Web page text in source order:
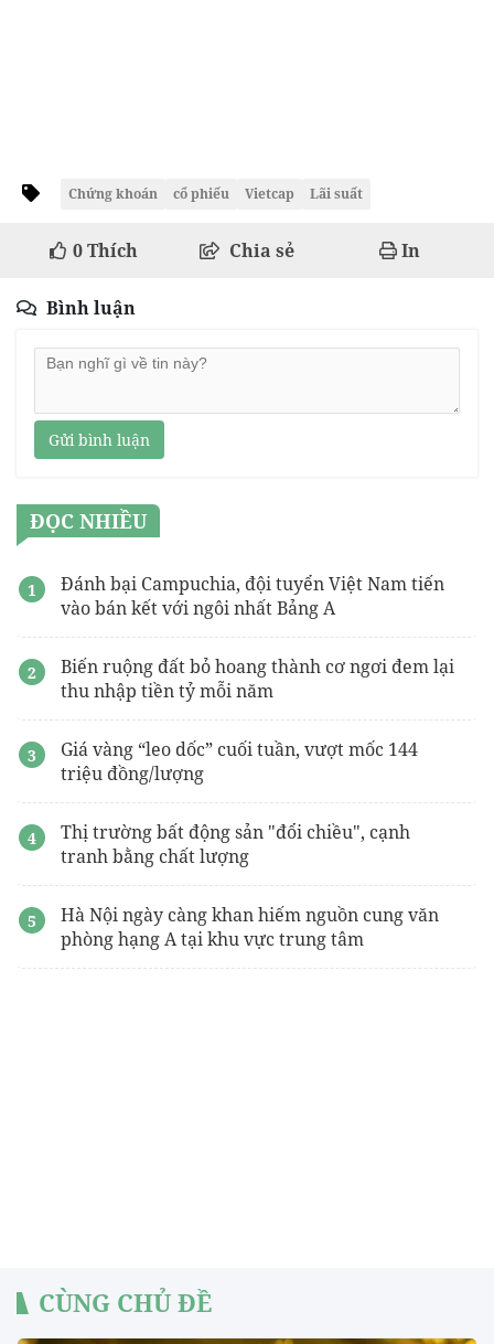
Chứng khoán cổ phiếu Vietcap Lãi suất
0Thích Chia sẻ In
Bình luận
Gửi bình luận
ĐỌC NHIỀU
Đánh bại Campuchia, đội tuyển Việt Nam tiến
vào bán kết với ngôi nhất Bảng A
Biến ruộng đất bỏ hoang thành cơ ngơi đem lại
thu nhập tiền tỷ mỗi năm
Giá vàng “leo dốc” cuối tuần, vượt mốc 144
triệu đồng/lượng
Thị trường bất động sản "đổi chiều", cạnh
tranh bằng chất lượng
Hà Nội ngày càng khan hiếm nguồn cung văn
phòng hạng A tại khu vực trung tâm
CÙNG CHỦ ĐỀ